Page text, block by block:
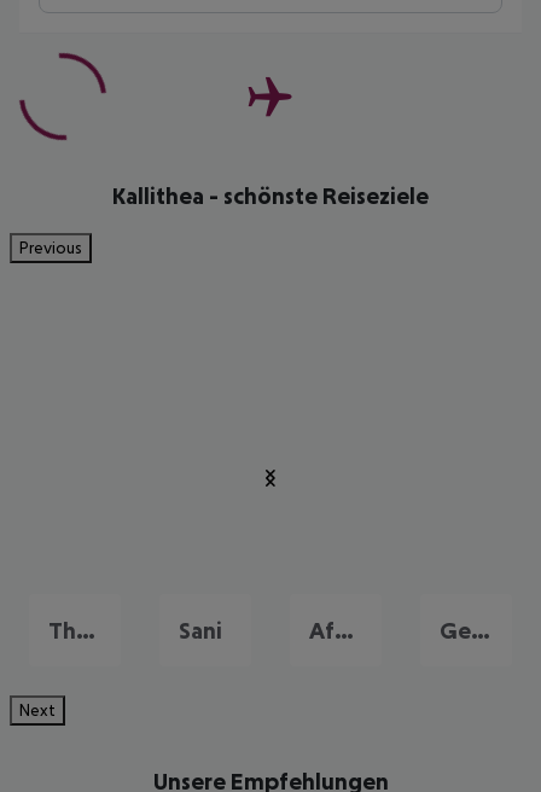
Kallithea - schönste Reiseziele
Previous
Thessaloniki Sani Afytos Gerakini
Next
Unsere Empfehlungen